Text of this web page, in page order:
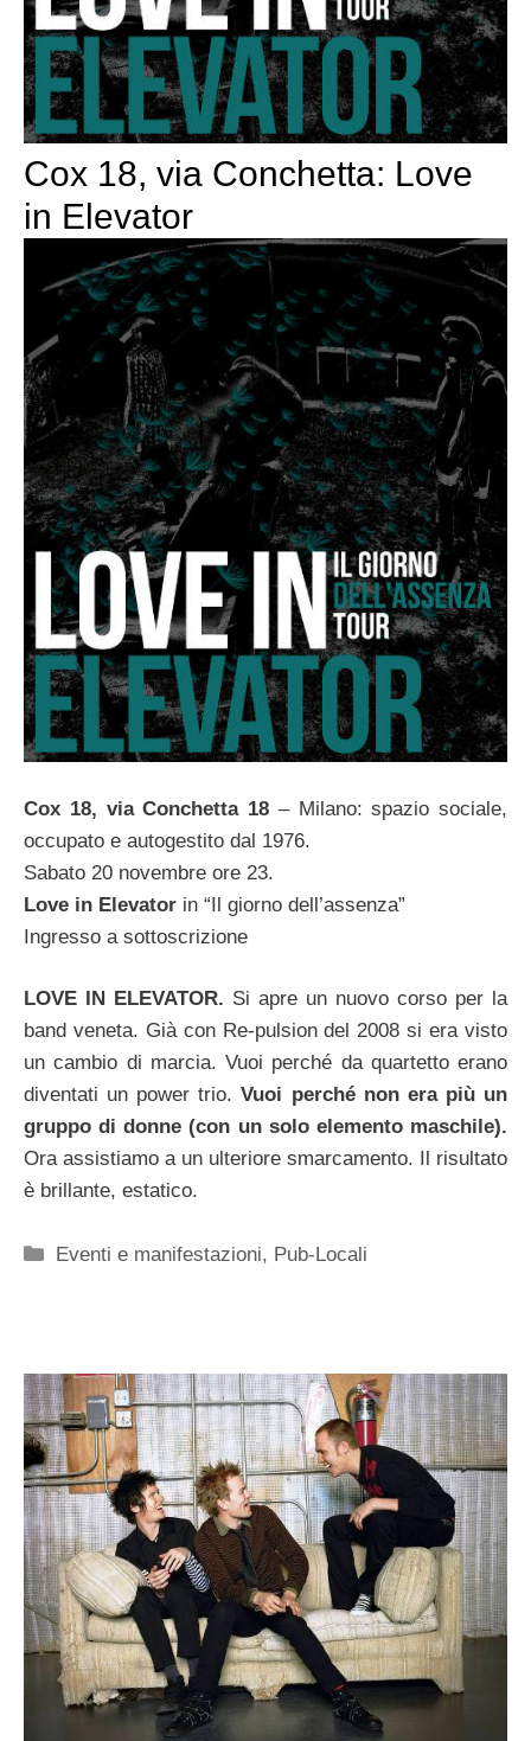
Cox 18, via Conchetta: Love
in Elevator
Cox 18, via Conchetta 18 – Milano: spazio sociale,
occupato e autogestito dal 1976.
Sabato 20 novembre ore 23.
Love in Elevator in “Il giorno dell’assenza”
Ingresso a sottoscrizione
LOVE IN ELEVATOR. Si apre un nuovo corso per la
band veneta. Già con Re-pulsion del 2008 si era visto
un cambio di marcia. Vuoi perché da quartetto erano
diventati un power trio.Vuoi perché non era più un
gruppo di donne (con un solo elemento maschile).
Ora assistiamo a un ulteriore smarcamento. Il risultato
è brillante, estatico.
Categorie
Eventi e manifestazioni, Pub-Locali